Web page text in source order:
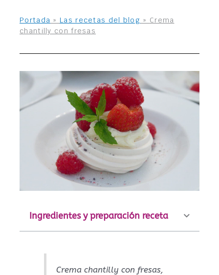
Portada » Las recetas del blog » Crema
chantilly con fresas
Ingredientes y preparación receta
Crema chantilly con fresas,